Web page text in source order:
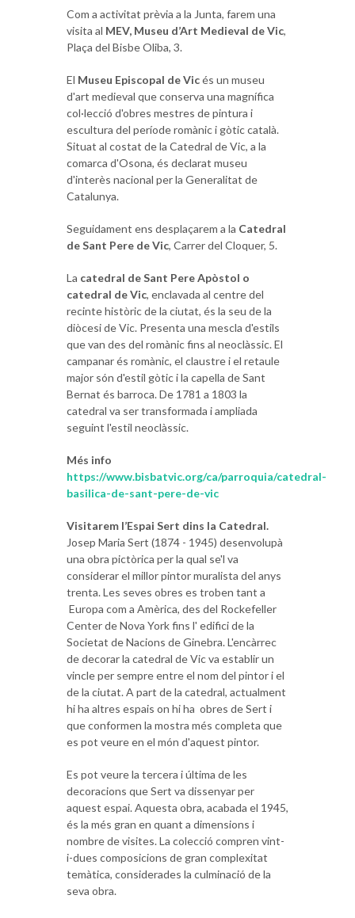
Com a activitat prèvia a la Junta, farem una
visita al MEV, Museu d’Art Medieval de Vic,
Plaça del Bisbe Oliba, 3.
El Museu Episcopal de Vicés un museu
d'art medieval que conserva una magnífica
col·lecció d'obres mestres de pintura i
escultura del període romànic i gòtic català.
Situat al costat de la Catedral de Vic, a la
comarca d'Osona, és declarat museu
d'interès nacional per la Generalitat de
Catalunya.
Seguidament ens desplaçarem a la Catedral
de Sant Pere de Vic, Carrer del Cloquer, 5.
La catedral de Sant Pere Apòstol o
catedral de Vic, enclavada al centre del
recinte històric de la ciutat, és la seu de la
diòcesi de Vic. Presenta una mescla d'estils
que van des del romànic fins al neoclàssic. El
campanar és romànic, el claustre i el retaule
major són d'estil gòtic i la capella de Sant
Bernat és barroca. De 1781 a 1803 la
catedral va ser transformada i ampliada
seguint l'estil neoclàssic.
Més info
https://www.bisbatvic.org/ca/parroquia/catedral-
basilica-de-sant-pere-de-vic
Visitarem l’Espai Sert dins la Catedral.
Josep Maria Sert (1874 - 1945) desenvolupà
una obra pictòrica per la qual se'l va
considerar el millor pintor muralista del anys
trenta. Les seves obres es troben tant a
Europa com a Amèrica, des del Rockefeller
Center de Nova York fins l' edifici de la
Societat de Nacions de Ginebra. L'encàrrec
de decorar la catedral de Vic va establir un
vincle per sempre entre el nom del pintor i el
de la ciutat. A part de la catedral, actualment
hi ha altres espais on hi ha obres de Sert i
que conformen la mostra més completa que
es pot veure en el món d'aquest pintor.
Es pot veure la tercera i última de les
decoracions que Sert va dissenyar per
aquest espai. Aquesta obra, acabada el 1945,
és la més gran en quant a dimensions i
nombre de visites. La colecció compren vint-
i-dues composicions de gran complexitat
temàtica, considerades la culminació de la
seva obra.